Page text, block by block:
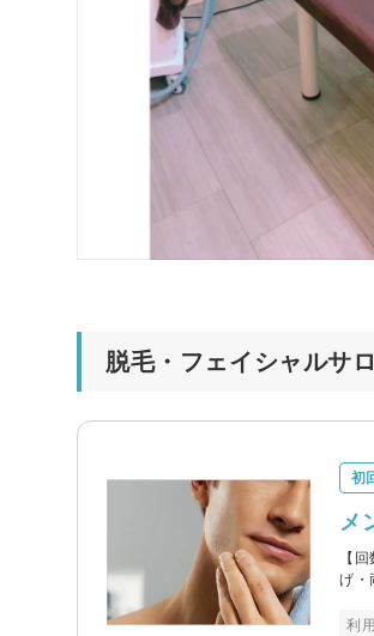
脱毛・フェイシャルサ
初
メ
【
げ・
利